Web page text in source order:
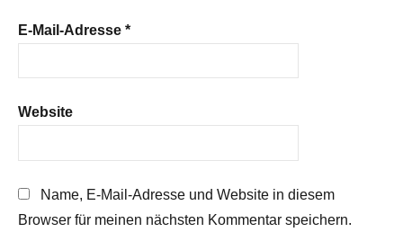
E-Mail-Adresse *
Website
Name, E-Mail-Adresse und Website in diesem
Browser für meinen nächsten Kommentar speichern.